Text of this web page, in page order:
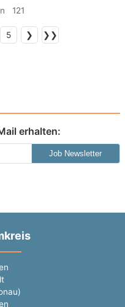
121
5 ❯ ❯❯
erhalten:
Job Newsletter